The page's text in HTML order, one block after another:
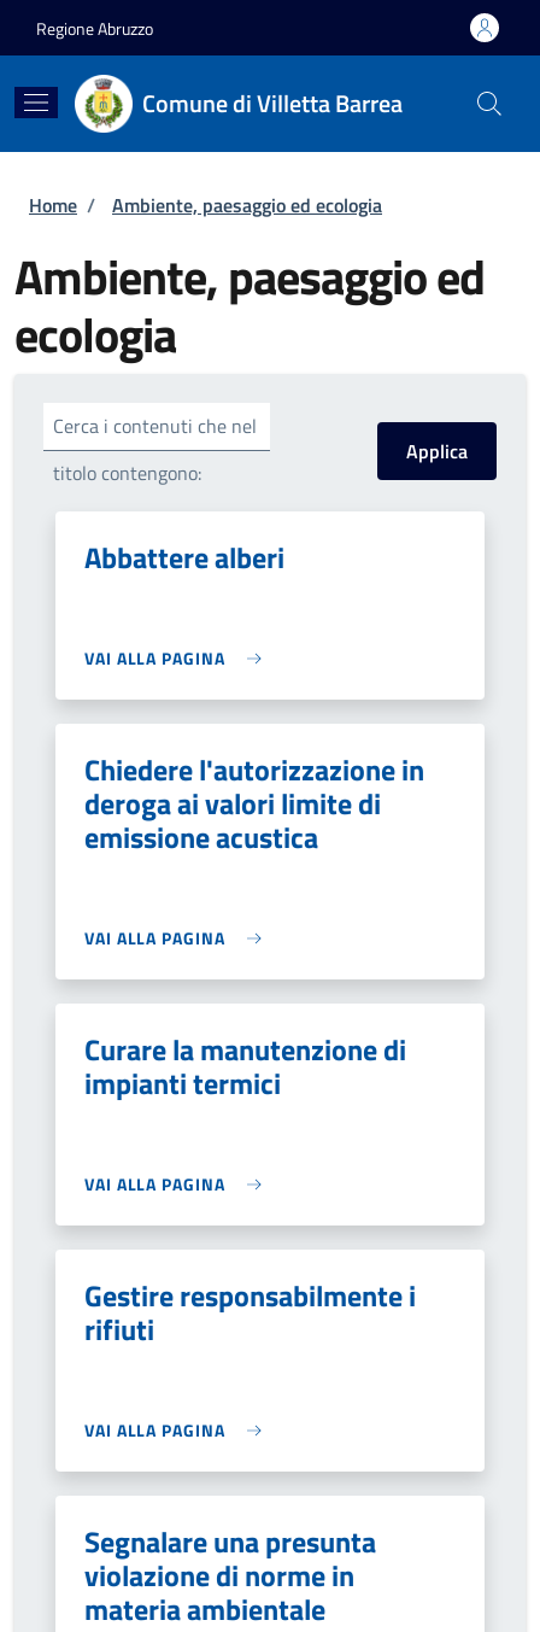
Regione Abruzzo
Comune di Villetta Barrea
Briciole di pane
Home / Ambiente, paesaggio ed ecologia
Ambiente, paesaggio ed
ecologia
Cerca i contenuti che nel
titolo contengono:
Abbattere alberi
VAI ALLA PAGINA
Chiedere l'autorizzazione in
deroga ai valori limite di
emissione acustica
VAI ALLA PAGINA
Curare la manutenzione di
impianti termici
VAI ALLA PAGINA
Gestire responsabilmente i
rifiuti
VAI ALLA PAGINA
Segnalare una presunta
violazione di norme in
materia ambientale